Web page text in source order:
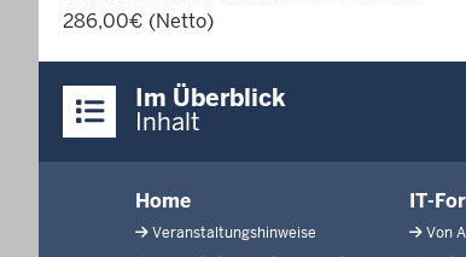
286,00€ (Netto)
Inhalte
Im Überblick
Inhalt
Home
Veranstaltungshinweise
IT-
Von